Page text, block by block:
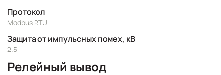
Протокол
Modbus RTU
Защита от импульсных помех, кВ
2.5
Релейный вывод